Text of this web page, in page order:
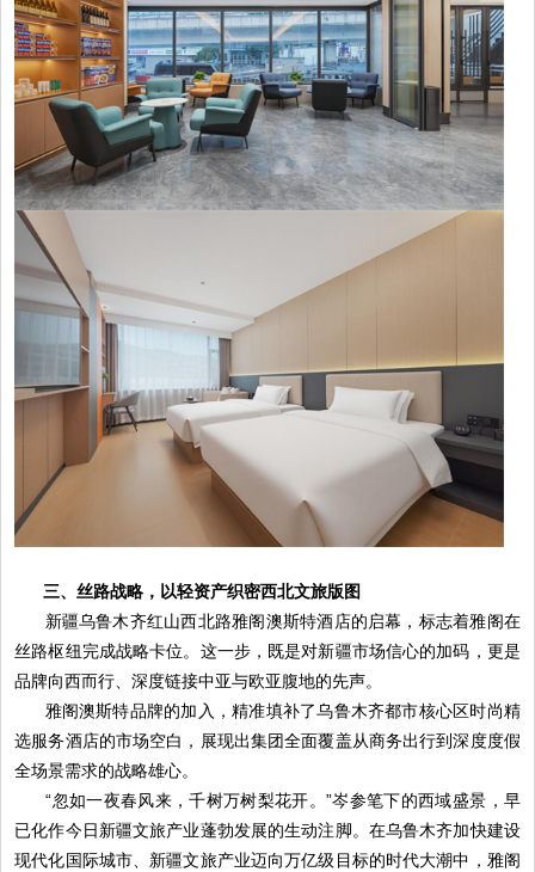
三、丝路战略，以轻资产织密西北文旅版图
新疆乌鲁木齐红山西北路雅阁澳斯特酒店的启幕，标志着雅阁在
丝路枢纽完成战略卡位。这一步，既是对新疆市场信心的加码，更是
品牌向西而行、深度链接中亚与欧亚腹地的先声。
雅阁澳斯特品牌的加入，精准填补了乌鲁木齐都市核心区时尚精
选服务酒店的市场空白，展现出集团全面覆盖从商务出行到深度度假
全场景需求的战略雄心。
“忽如一夜春风来，千树万树梨花开。”岑参笔下的西域盛景，早
已化作今日新疆文旅产业蓬勃发展的生动注脚。在乌鲁木齐加快建设
现代化国际城市、新疆文旅产业迈向万亿级目标的时代大潮中，雅阁